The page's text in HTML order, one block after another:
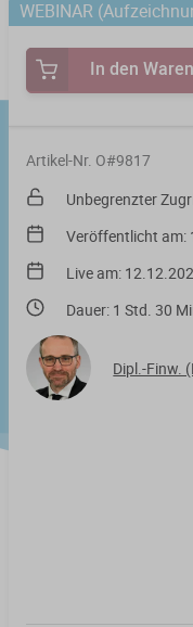
WEBINAR
In den
Artikel-Nr. O#9817
Unbegrenzter
Veröffentlicht am:
Live am:
Dauer: 1 Std. 30
Dipl.-Finw.